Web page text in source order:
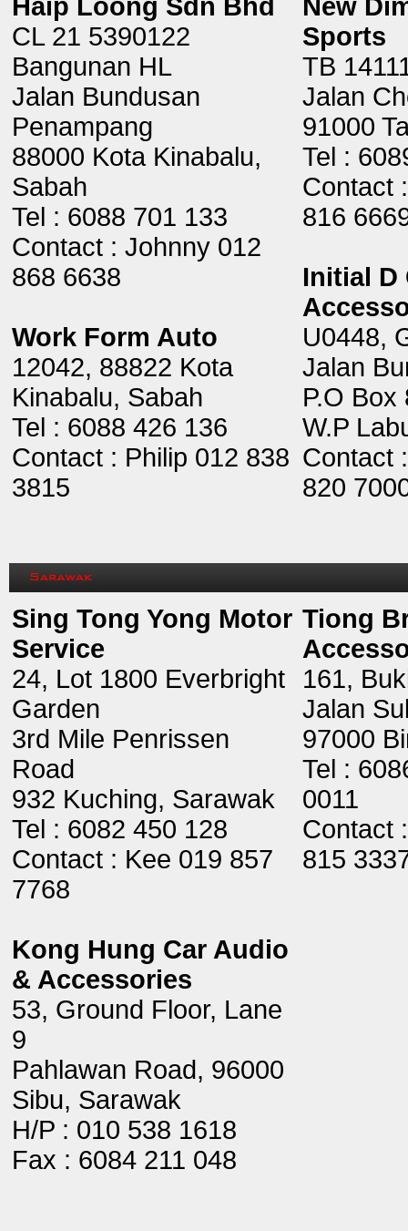
Haip Loong Sdn Bhd
CL 21 5390122
Bangunan HL
Jalan Bundusan
Penampang
88000 Kota Kinabalu,
Sabah
Tel : 6088 701 133
Contact : Johnny 012
868 6638
Work Form Auto
12042, 88822 Kota
Kinabalu, Sabah
Tel : 6088 426 136
Contact : Philip 012 838
3815
New
Sports
TB
Jalan
91000
Tel :
Contact
816
Initial D
U0448,
Jalan
P.O Box
W.P
Contact
820
Sing Tong Yong Motor
Service
24, Lot 1800 Everbright
Garden
3rd Mile Penrissen
Road
932 Kuching, Sarawak
Tel : 6082 450 128
Contact : Kee 019 857
7768
Kong Hung Car Audio
& Accessories
53, Ground Floor, Lane
9
Pahlawan Road, 96000
Sibu, Sarawak
H/P : 010 538 1618
Fax : 6084 211 048
Tiong
161,
Jalan
97000
Tel :
0011
Contact
815